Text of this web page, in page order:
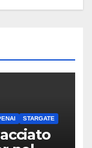
STARGATE